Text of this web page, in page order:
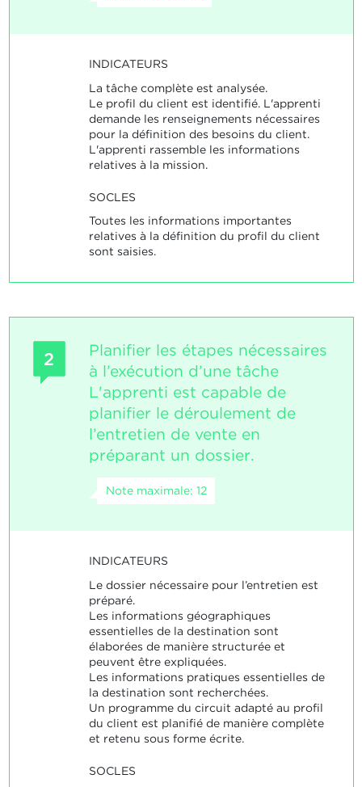
INDICATEURS
La tâche complète est analysée.
Le profil du client est identifié. L'apprenti
demande les renseignements nécessaires
pour la définition des besoins du client.
L'apprenti rassemble les informations
relatives à la mission.
SOCLES
Toutes les informations importantes
relatives à la définition du profil du client
sont saisies.
2
Planifier les étapes nécessaires
à l’exécution d’une tâche
L'apprenti est capable de
planifier le déroulement de
l’entretien de vente en
préparant un dossier.
Note maximale: 12
INDICATEURS
Le dossier nécessaire pour l’entretien est
préparé.
Les informations géographiques
essentielles de la destination sont
élaborées de manière structurée et
peuvent être expliquées.
Les informations pratiques essentielles de
la destination sont recherchées.
Un programme du circuit adapté au profil
du client est planifié de manière complète
et retenu sous forme écrite.
SOCLES